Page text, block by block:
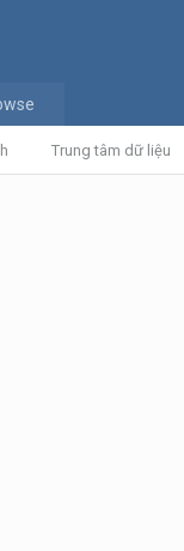
Trung tâm dữ liệu